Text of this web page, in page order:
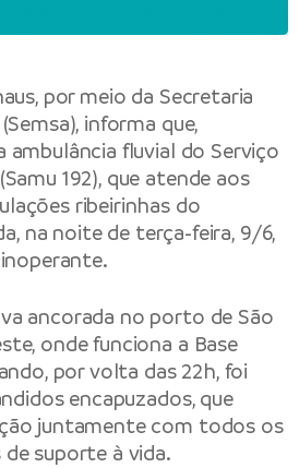
, por meio da Secretaria
informa que,
ambulância fluvial do Serviço
192), que atende aos
ribeirinhas do
na noite de terça-feira, 9/6,
ancorada no porto de São
onde funciona a Base
por volta das 22h, foi
encapuzados, que
juntamente com todos os
suporte à vida.